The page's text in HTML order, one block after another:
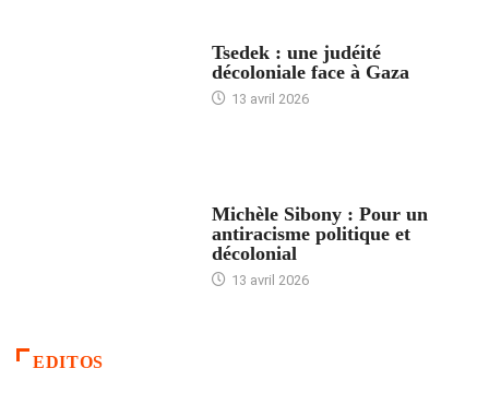
Tsedek : une judéité
décoloniale face à Gaza
13 avril 2026
Michèle Sibony : Pour un
antiracisme politique et
décolonial
13 avril 2026
EDITOS